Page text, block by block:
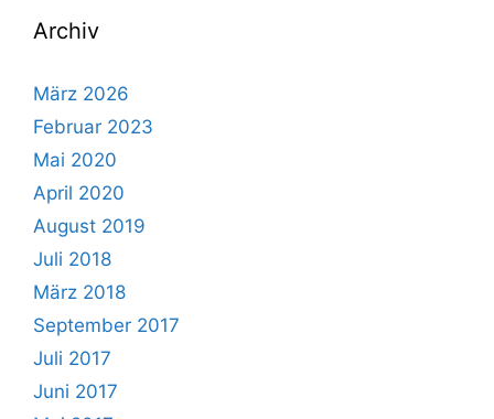
Archiv
März 2026
Februar 2023
Mai 2020
April 2020
August 2019
Juli 2018
März 2018
September 2017
Juli 2017
Juni 2017